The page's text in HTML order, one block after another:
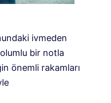
ivmeden
bir notla
önemli rakamları